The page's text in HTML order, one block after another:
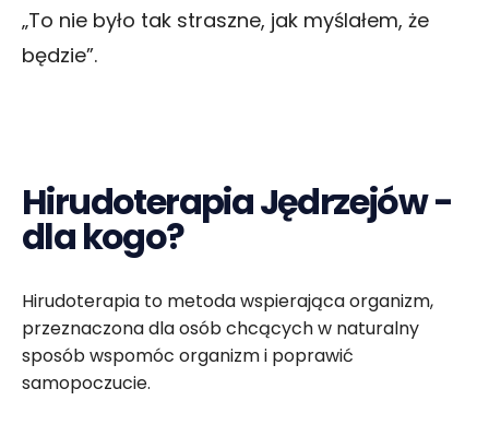
„To nie było tak straszne, jak myślałem, że
będzie”.
Hirudoterapia Jędrzejów -
dla kogo?
Hirudoterapia to metoda wspierająca organizm,
przeznaczona dla osób chcących w naturalny
sposób wspomóc organizm i poprawić
samopoczucie.